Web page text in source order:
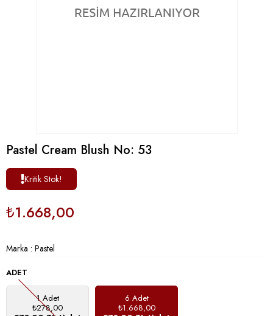
Pastel Cream Blush No: 53
Kritik Stok!
₺1.668,00
Marka : Pastel
ADET
1 Adet
₺278,00
6 Adet
₺1.668,00